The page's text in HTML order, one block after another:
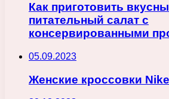
Как приготовить
питательный салат с
консервированными
05.09.2023
Женские кроссовки